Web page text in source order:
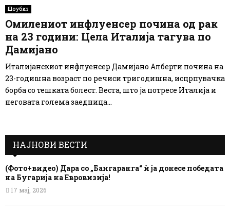
Шоубиз
Омилениот инфлуенсер почина од рак
на 23 години: Цела Италија тагува по
Дамијано
Италијанскиот инфлуенсер Дамијано Алберти почина на
23-годишна возраст по речиси тригодишна, исцрпувачка
борба со тешката болест. Веста, што ја потресе Италија и
неговата голема заедница...
НАЈНОВИ ВЕСТИ
(Фото+видео) Дара со „Бангаранга“ ѝ ја донесе победата
на Бугарија на Евровизија!
17 мај, 2026